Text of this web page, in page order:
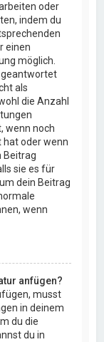
oder
indem du
einen
möglich.
geantwortet
als
die Anzahl
wenn noch
oder wenn
Beitrag
sie es für
dein Beitrag
wenn
anfügen?
musst
in deinem
du die
du in